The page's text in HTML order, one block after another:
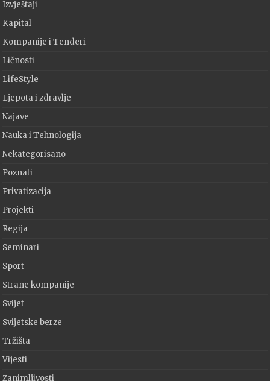
Izvještaji
Kapital
Kompanije i Tenderi
Ličnosti
LifeStyle
Ljepota i zdravlje
Najave
Nauka i Tehnologija
Nekategorisano
Poznati
Privatizacija
Projekti
Regija
Seminari
Sport
Strane kompanije
Svijet
Svijetske berze
Tržišta
Vijesti
Zanimljivosti